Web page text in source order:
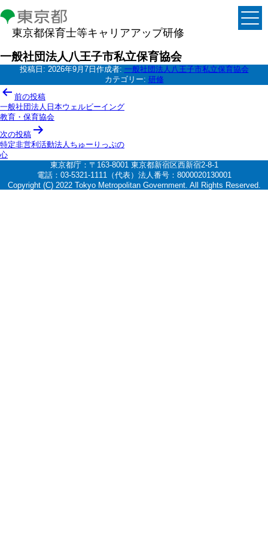
東京都保育士等キャリアアップ研修
一般社団法人八王子市私立保育協会
投稿日: 2026年9月7日 作成者: 一般社団法人八王子市私立保育協会
カテゴリー: 研修
投
稿
ナ
ビ
ゲ
シ
前の投稿
一般社団法人日本ウェルビーイング
教育・保育協会
次の投稿
特定非営利活動法人ちゅーりっぷの
心
東京都庁：〒163-8001 東京都新宿区西新宿2-8-1
電話：03-5321-1111（代表）法人番号：8000020130001
Copyright (C) 2022 Tokyo Metropolitan Government. All Rights Reserved.